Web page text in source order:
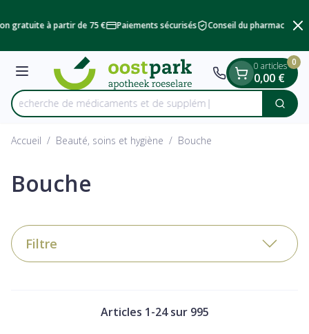
gratuite à partir de 75 € Paiements sécurisés Conseil du pharmacien
Menu
Rechercher
Recherche de médica
0 articles
0,00 €
0
Accueil / Beauté, soins et hygiène / Bouche
Bouche
Filtre
Articles 1-24sur 995